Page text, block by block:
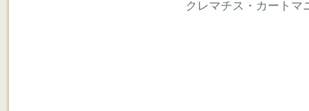
クレマチス・カートマ